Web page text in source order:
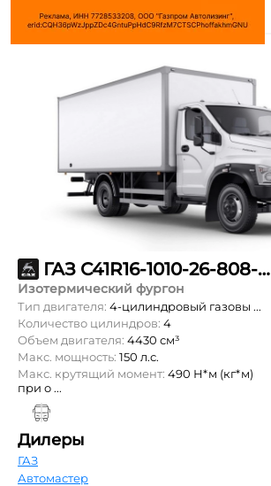
ГАЗ С41R16-1010-26-808-99-00-000
Изотермический фургон
Тип двигателя: 4-цилиндровый газовы ...
Количество цилиндров: 4
Объем двигателя: 4430 см³
Макс. мощность: 150 л.с.
Макс. крутящий момент: 490 Н*м (кг*м)
при о ...
Дилеры
ГАЗ
Автомастер